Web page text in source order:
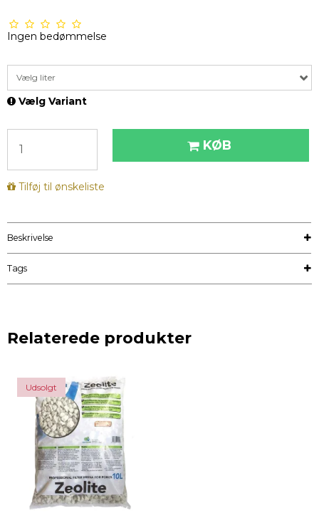
Ingen bedømmelse
Vælg liter
Vælg Variant
KØB
Tilføj til ønskeliste
Beskrivelse
Tags
Relaterede produkter
Udsolgt